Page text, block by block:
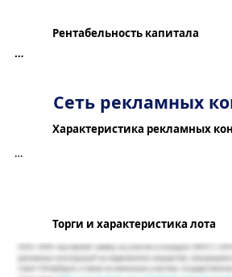
Рентабельность капитала
…
Сеть рекламных
Характеристика рекламных
…
Торги и характеристика лота